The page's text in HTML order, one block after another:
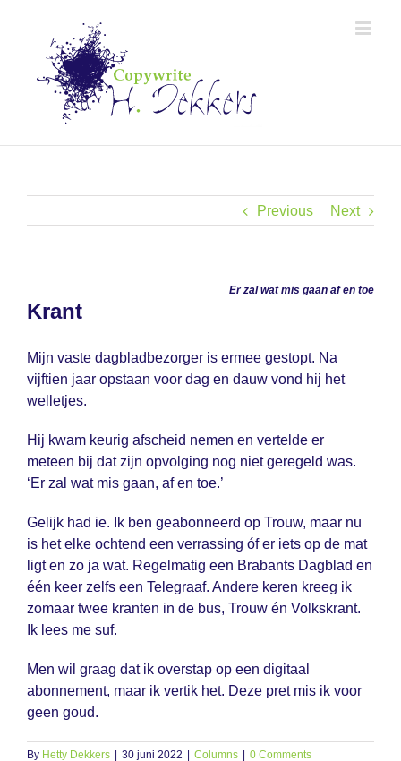
Previous Next
Er zal wat mis gaan af en toe
Krant
Mijn vaste dagbladbezorger is ermee gestopt. Na
vijftien jaar opstaan voor dag en dauw vond hij het
welletjes.
Hij kwam keurig afscheid nemen en vertelde er
meteen bij dat zijn opvolging nog niet geregeld was.
‘Er zal wat mis gaan, af en toe.’
Gelijk had ie. Ik ben geabonneerd op Trouw, maar nu
is het elke ochtend een verrassing óf er iets op de mat
ligt en zo ja wat. Regelmatig een Brabants Dagblad en
één keer zelfs een Telegraaf. Andere keren kreeg ik
zomaar twee kranten in de bus, Trouw én Volkskrant.
Ik lees me suf.
Men wil graag dat ik overstap op een digitaal
abonnement, maar ik vertik het. Deze pret mis ik voor
geen goud.
By Hetty Dekkers 30 juni 2022 Columns 0 Comments